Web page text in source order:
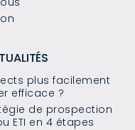
plus facilement
efficace ?
de prospection
ETI en 4 étapes